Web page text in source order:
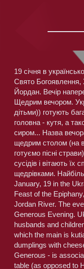
19 січня в
Свято Богоявлення,
Йордан. Вечір
Щедрим вечором.
дітьми)) готують
головна - кутя, а
сиром... Назва
щедрим столом (на
готуємо пісні
сусідів і вітають їх
щедрівками.
January, 19 in the
Feast of the
Jordan River. The
Generous Evening.
husbands and
which the main is
dumplings with
Generous - is
table (as opposed to